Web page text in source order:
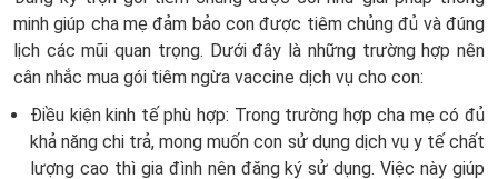
minh giúp cha mẹ đảm bảo con được tiêm chủng đủ và đúng
lịch các mũi quan trọng. Dưới đây là những trường hợp nên
cân nhắc mua gói tiêm ngừa vaccine dịch vụ cho con:
Điều kiện kinh tế phù hợp: Trong trường hợp cha mẹ có đủ
khả năng chi trả, mong muốn con sử dụng dịch vụ y tế chất
lượng cao thì gia đình nên đăng ký sử dụng. Việc này giúp